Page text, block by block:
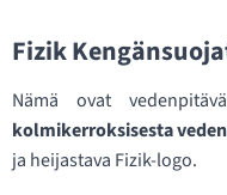
Fizik
Nämä ovat
kolmikerroksisesta
ja heijastava Fizik-logo.